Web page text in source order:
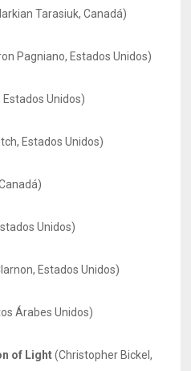
Tarasiuk, Canadá)
Pagniano, Estados Unidos)
Estados Unidos)
Estados Unidos)
Unidos)
Estados Unidos)
Árabes Unidos)
of Light(Christopher Bickel,